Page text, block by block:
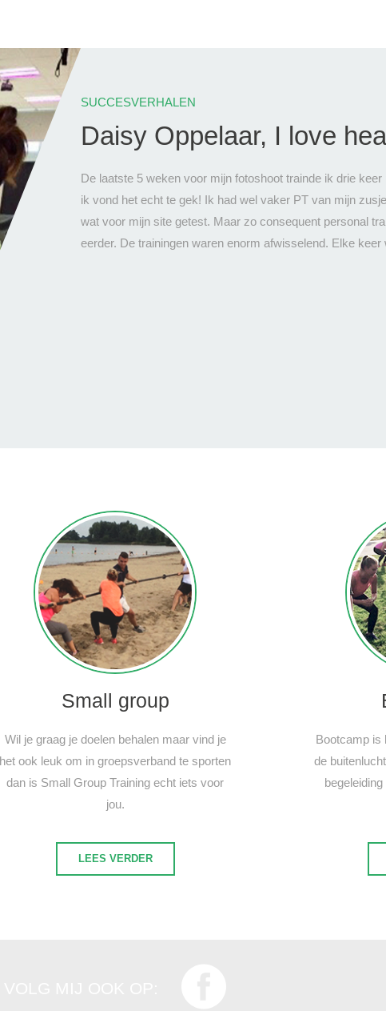
SUCCESVERHALEN
Daisy Oppelaar, I love
De laatste 5 weken voor mijn fotoshoot trainde ik drie
ik vond het echt te gek! Ik had wel vaker PT van mijn
wat voor mijn site getest. Maar zo consequent personal
eerder. De trainingen waren enorm afwisselend. Elke keer
Small group
Wil je graag je doelen behalen maar vind je
het ook leuk om in groepsverband te sporten
dan is Small Group Training echt iets voor
jou.
LEES VERDER
Bootcamp is
de